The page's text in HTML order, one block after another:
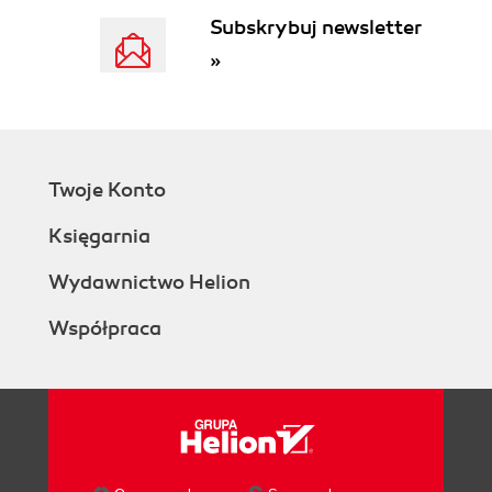
Microgrids and Virtual Power Plants
VPP/MMS: Functional Overview
4. Manufacturing and Industry
Integrated Production for Integrated Products
Models
IoT Service Operations
Aftermarket Services
Work Environment
Subskrybuj newsletter
»
Twoje Konto
Księgarnia
Wydawnictwo Helion
Współpraca